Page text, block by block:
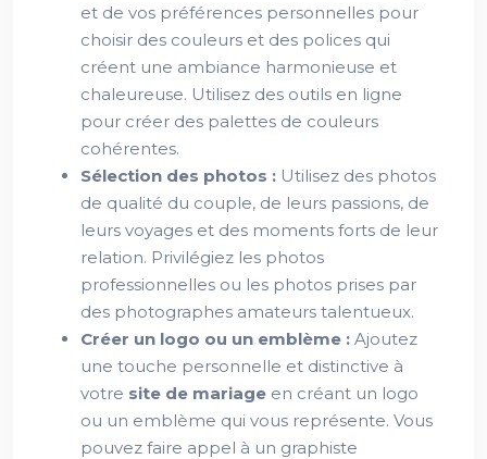
et de vos préférences personnelles pour
choisir des couleurs et des polices qui
créent une ambiance harmonieuse et
chaleureuse. Utilisez des outils en ligne
pour créer des palettes de couleurs
cohérentes.
Sélection des photos : Utilisez des photos
de qualité du couple, de leurs passions, de
leurs voyages et des moments forts de leur
relation. Privilégiez les photos
professionnelles ou les photos prises par
des photographes amateurs talentueux.
Créer un logo ou un emblème : Ajoutez
une touche personnelle et distinctive à
votre site de mariage en créant un logo
ou un emblème qui vous représente. Vous
pouvez faire appel à un graphiste